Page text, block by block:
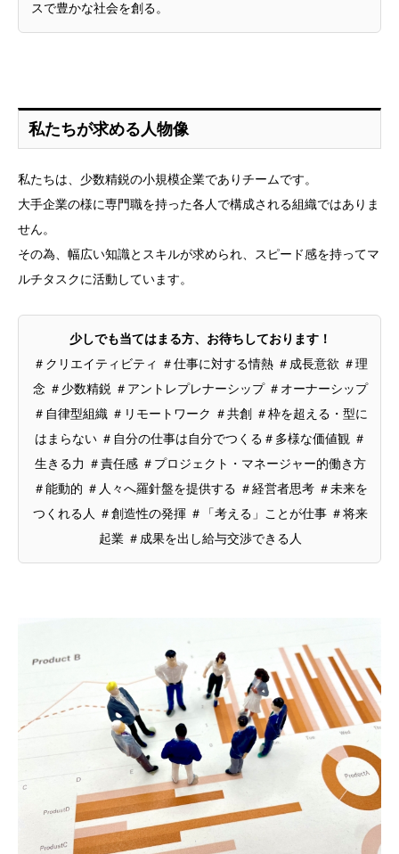
スで豊かな社会を創る。
私たちが求める人物像
私たちは、少数精鋭の小規模企業でありチームです。
大手企業の様に専門職を持った各人で構成される組織ではありま
せん。
その為、幅広い知識とスキルが求められ、スピード感を持ってマ
ルチタスクに活動しています。
少しでも当てはまる方、お待ちしております！
＃クリエイティビティ ＃仕事に対する情熱 ＃成長意欲 ＃理
念 ＃少数精鋭 ＃アントレプレナーシップ ＃オーナーシップ
＃自律型組織 ＃リモートワーク ＃共創 ＃枠を超える・型に
はまらない ＃自分の仕事は自分でつくる＃多様な価値観 ＃
生きる力 ＃責任感 ＃プロジェクト・マネージャー的働き方
＃能動的 ＃人々へ羅針盤を提供する ＃経営者思考 ＃未来を
つくれる人 ＃創造性の発揮 ＃「考える」ことが仕事 ＃将来
起業 ＃成果を出し給与交渉できる人